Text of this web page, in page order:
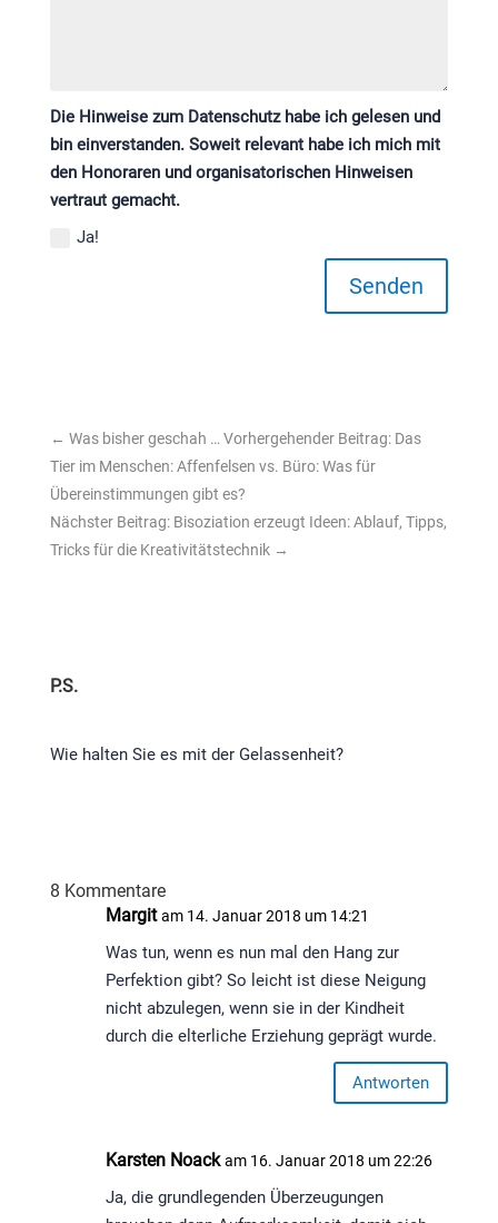
Die Hinweise zum Datenschutz habe ich gelesen und
bin einverstanden. Soweit relevant habe ich mich mit
den Honoraren und organisatorischen Hinweisen
vertraut gemacht.
Ja!
Senden
← Was bisher geschah … Vorhergehender Beitrag: Das
Tier im Menschen: Affenfelsen vs. Büro: Was für
Übereinstimmungen gibt es?
Nächster Beitrag: Bisoziation erzeugt Ideen: Ablauf, Tipps,
Tricks für die Kreativitätstechnik→
P.S.
Wie halten Sie es mit der Gelassenheit?
8 Kommentare
Margit am 14. Januar 2018 um 14:21
Was tun, wenn es nun mal den Hang zur
Perfektion gibt? So leicht ist diese Neigung
nicht abzulegen, wenn sie in der Kindheit
durch die elterliche Erziehung geprägt wurde.
Antworten
Karsten Noack am 16. Januar 2018 um 22:26
Ja, die grundlegenden Überzeugungen